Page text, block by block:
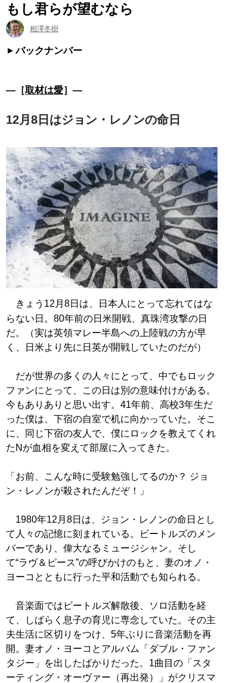
もし君らが望むなら
相澤冬樹
バックナンバー
―［取材は愛］―
12月8日はジョン・レノンの命日
きょう12月8日は、日本人にとって忘れてはな
らない日。80年前の日米開戦、真珠湾攻撃の日
だ。（実は英領マレー半島への上陸戦の方が早
く、日米より先に日英が開戦していたのだが）
だが世界の多くの人々にとって、中でもロック
ファンにとって、この日は別の意味付けがある。
今もありありと思い出す。41年前、高校3年生だ
った僕は、下宿の自室で机に向かっていた。そこ
に、同じ下宿の友人で、僕にロックを教えてくれ
たNが血相を変えて部屋に入ってきた。
「お前、こんな時に受験勉強してるのか？ ジョ
ン・レノンが殺されたんだぞ！」
1980年12月8日は、ジョン・レノンの命日とし
て人々の記憶に刻まれている。ビートルズのメン
バーであり、偉大なるミュージシャン。そし
て“ラヴ＆ピース”の呼びかけのもと、妻のオノ・
ヨーコとともに行った平和活動でも知られる。
音楽面ではビートルズ解散後、ソロ活動を経
て、しばらく息子の育児に専念していた。その主
夫生活に区切りをつけ、5年ぶりに音楽活動を再
開。妻オノ・ヨーコとアルバム「ダブル・ファン
タジー」を出したばかりだった。1曲目の「スタ
ーティング・オーヴァー（再出発）」がクリスマ